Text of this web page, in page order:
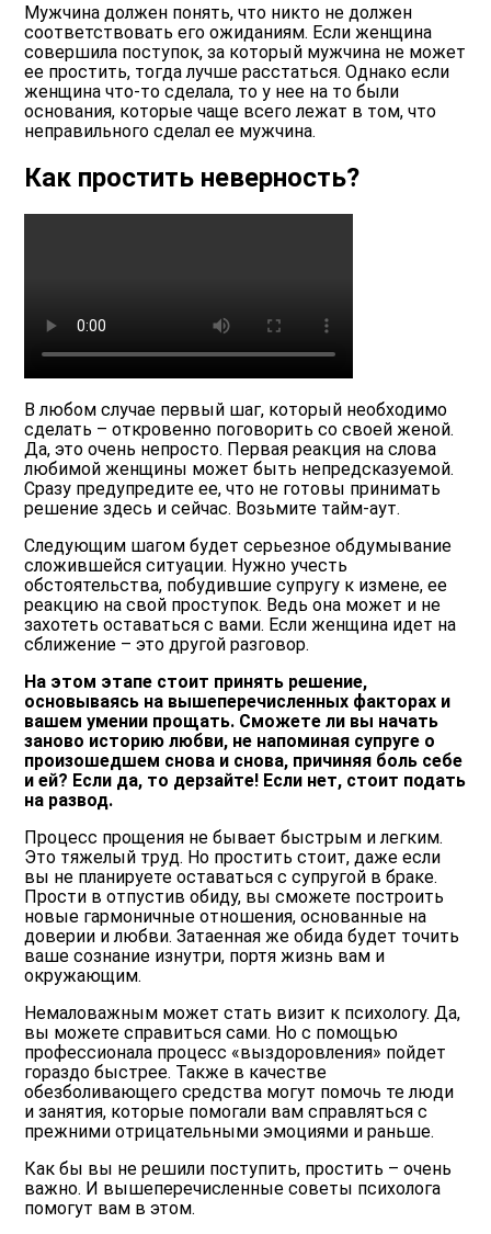
Мужчина должен понять, что никто не должен
соответствовать его ожиданиям. Если женщина
совершила поступок, за который мужчина не может
ее простить, тогда лучше расстаться. Однако если
женщина что-то сделала, то у нее на то были
основания, которые чаще всего лежат в том, что
неправильного сделал ее мужчина.
Как простить неверность?
В любом случае первый шаг, который необходимо
сделать – откровенно поговорить со своей женой.
Да, это очень непросто. Первая реакция на слова
любимой женщины может быть непредсказуемой.
Сразу предупредите ее, что не готовы принимать
решение здесь и сейчас. Возьмите тайм-аут.
Следующим шагом будет серьезное обдумывание
сложившейся ситуации. Нужно учесть
обстоятельства, побудившие супругу к измене, ее
реакцию на свой проступок. Ведь она может и не
захотеть оставаться с вами. Если женщина идет на
сближение – это другой разговор.
На этом этапе стоит принять решение,
основываясь на вышеперечисленных факторах и
вашем умении прощать. Сможете ли вы начать
заново историю любви, не напоминая супруге о
произошедшем снова и снова, причиняя боль себе
и ей? Если да, то дерзайте! Если нет, стоит подать
на развод.
Процесс прощения не бывает быстрым и легким.
Это тяжелый труд. Но простить стоит, даже если
вы не планируете оставаться с супругой в браке.
Прости в отпустив обиду, вы сможете построить
новые гармоничные отношения, основанные на
доверии и любви. Затаенная же обида будет точить
ваше сознание изнутри, портя жизнь вам и
окружающим.
Немаловажным может стать визит к психологу. Да,
вы можете справиться сами. Но с помощью
профессионала процесс «выздоровления» пойдет
гораздо быстрее. Также в качестве
обезболивающего средства могут помочь те люди
и занятия, которые помогали вам справляться с
прежними отрицательными эмоциями и раньше.
Как бы вы не решили поступить, простить – очень
важно. И вышеперечисленные советы психолога
помогут вам в этом.